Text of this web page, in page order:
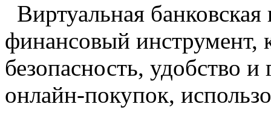
Виртуальная
финансовый инструмент,
безопасность, удобство
онлайн-покупок,